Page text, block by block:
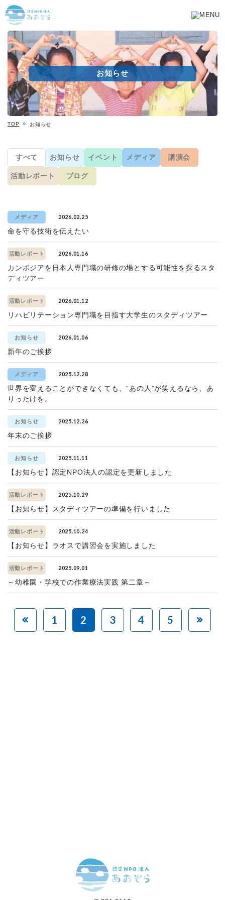
お知らせ
TOP お知らせ
すべて お知らせ イベント メディア 講演会
活動レポート ブログ
メディア 2026.02.25
命を守る技術を伝えたい
活動レポート 2026.01.16
カンボジアを日本人専門職の研修の場とする可能性を探るスタ
ディツアー
活動レポート 2026.01.12
リハビリテーション専門職を目指す大学生のスタディツアー
お知らせ 2026.01.06
新年のご挨拶
メディア 2025.12.28
世界を変えることができなくても、“あの人”が笑えるなら、あ
りったけを。
お知らせ 2025.12.26
年末のご挨拶
お知らせ 2025.11.11
【お知らせ】認定NPO法人の認定を更新しました
活動レポート 2025.10.29
【お知らせ】スタディツアーの準備を行いました
活動レポート 2025.10.24
【お知らせ】ラオスで講習会を実施しました
活動レポート 2025.09.01
～幼稚園・学校での作業療法実践 第二章～
1 2 3 4 5